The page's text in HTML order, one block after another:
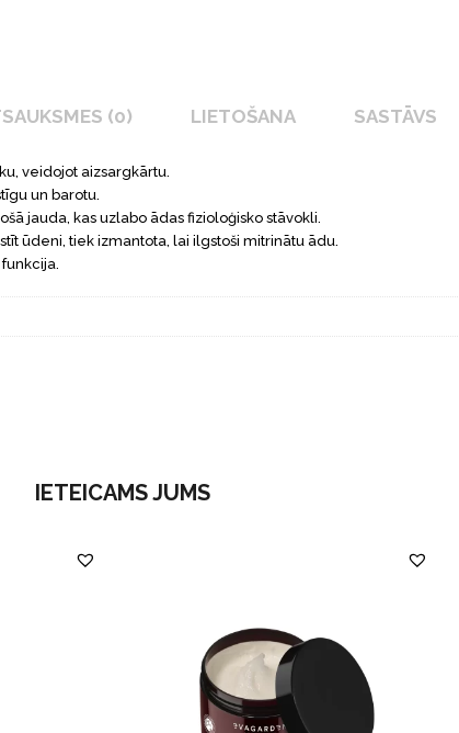
(0) LIETOŠANA SASTĀVS
veidojot aizsargkārtu.
un barotu.
jauda, ​​kas uzlabo ādas fizioloģisko stāvokli.
ūdeni, tiek izmantota, lai ilgstoši mitrinātu ādu.
IETEICAMS JUMS